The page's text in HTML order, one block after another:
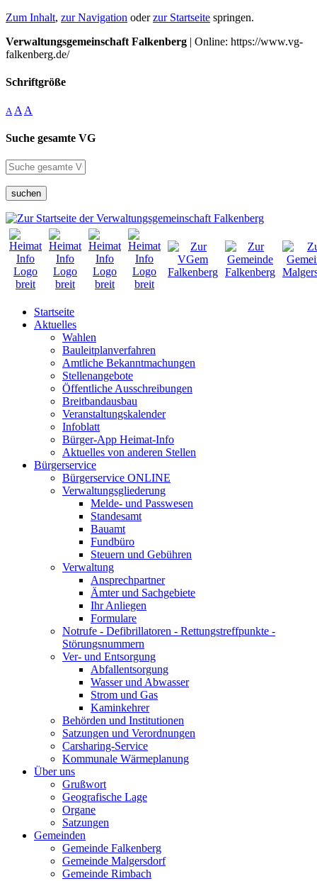
Zum Inhalt, zur Navigation oderzur Startseite springen.
Verwaltungsgemeinschaft Falkenberg | Online: https://www.vg-
falkenberg.de/
Schriftgröße
A A A
Suche gesamte VG
suchen
Startseite
Aktuelles
Wahlen
Bauleitplanverfahren
Amtliche Bekanntmachungen
Stellenangebote
Öffentliche Ausschreibungen
Breitbandausbau
Veranstaltungskalender
Infoblatt
Bürger-App Heimat-Info
Aktuelles von anderen Stellen
Bürgerservice
Bürgerservice ONLINE
Verwaltungsgliederung
Melde- und Passwesen
Standesamt
Bauamt
Fundbüro
Steuern und Gebühren
Verwaltung
Ansprechpartner
Ämter und Sachgebiete
Ihr Anliegen
Formulare
Notrufe - Defibrillatoren - Rettungstreffpunkte -
Störungsnummern
Ver- und Entsorgung
Abfallentsorgung
Wasser und Abwasser
Strom und Gas
Kaminkehrer
Behörden und Institutionen
Satzungen und Verordnungen
Carsharing-Service
Kommunale Wärmeplanung
Über uns
Grußwort
Geografische Lage
Organe
Satzungen
Gemeinden
Gemeinde Falkenberg
Gemeinde Malgersdorf
Gemeinde Rimbach